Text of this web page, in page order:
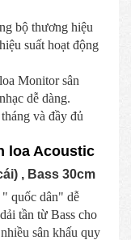
bộ thương hiệu
suất hoạt động
Monitor sân
dễ dàng.
và đầy đủ
loa Acoustic
, Bass 30cm
" quốc dân" dễ
tần từ Bass cho
sân khấu quy